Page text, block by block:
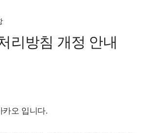
리방침 개정 안내
카오 입니다.